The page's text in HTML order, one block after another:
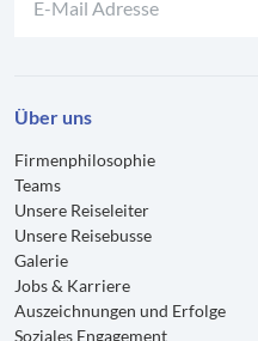
Über uns
Firmenphilosophie
Teams
Unsere Reiseleiter
Unsere Reisebusse
Galerie
Jobs & Karriere
Auszeichnungen und Erfolge
Soziales Engagement